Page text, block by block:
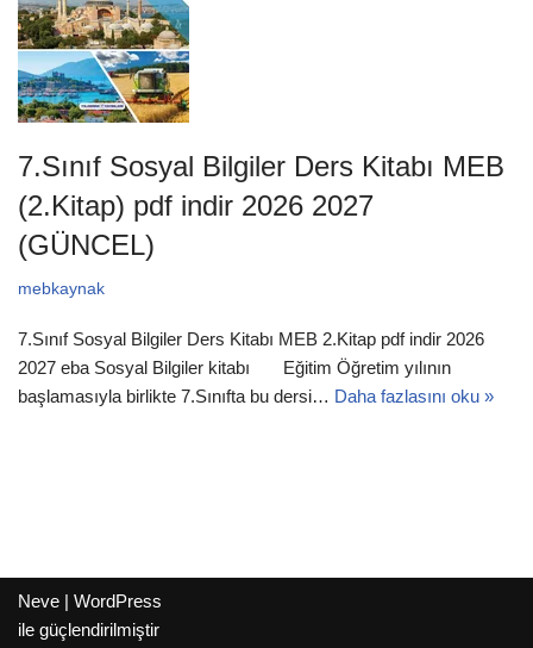
7.Sınıf Sosyal Bilgiler Ders Kitabı MEB
(2.Kitap) pdf indir 2026 2027
(GÜNCEL)
mebkaynak
7.Sınıf Sosyal Bilgiler Ders Kitabı MEB 2.Kitap pdf indir 2026
2027 eba Sosyal Bilgiler kitabı Eğitim Öğretim yılının
başlamasıyla birlikte 7.Sınıfta bu dersi… Daha fazlasını oku »
Neve | WordPress
ile güçlendirilmiştir